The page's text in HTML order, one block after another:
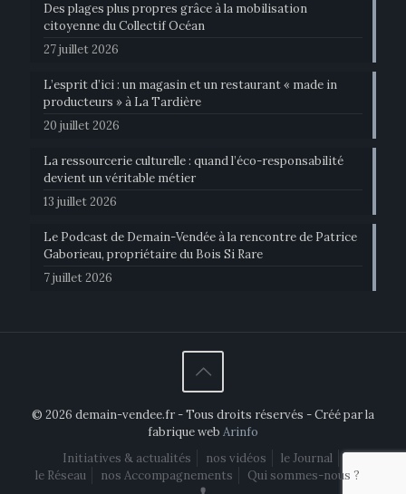
Des plages plus propres grâce à la mobilisation
citoyenne du Collectif Océan
27 juillet 2026
L’esprit d’ici : un magasin et un restaurant « made in
producteurs » à La Tardière
20 juillet 2026
La ressourcerie culturelle : quand l’éco-responsabilité
devient un véritable métier
13 juillet 2026
Le Podcast de Demain-Vendée à la rencontre de Patrice
Gaborieau, propriétaire du Bois Si Rare
7 juillet 2026
© 2026 demain-vendee.fr - Tous droits réservés - Créé par la
fabrique web Arinfo
Initiatives & actualités
nos vidéos
le Journal
le Réseau
nos Accompagnements Qui sommes-nous ?